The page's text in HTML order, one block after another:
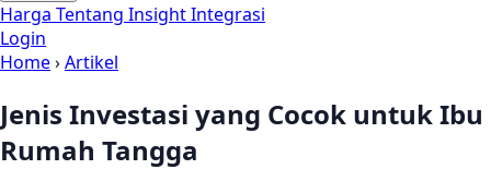
Harga Tentang InsightIntegrasi
Login
Home›Artikel
Jenis Investasi yang Cocok untuk Ibu
Rumah Tangga